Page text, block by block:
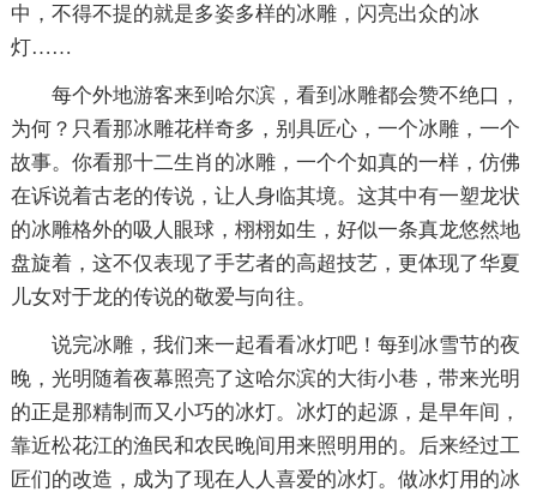
中，不得不提的就是多姿多样的冰雕，闪亮出众的冰
灯……
每个外地游客来到哈尔滨，看到冰雕都会赞不绝口，
为何？只看那冰雕花样奇多，别具匠心，一个冰雕，一个
故事。你看那十二生肖的冰雕，一个个如真的一样，仿佛
在诉说着古老的传说，让人身临其境。这其中有一塑龙状
的冰雕格外的吸人眼球，栩栩如生，好似一条真龙悠然地
盘旋着，这不仅表现了手艺者的高超技艺，更体现了华夏
儿女对于龙的传说的敬爱与向往。
说完冰雕，我们来一起看看冰灯吧！每到冰雪节的夜
晚，光明随着夜幕照亮了这哈尔滨的大街小巷，带来光明
的正是那精制而又小巧的冰灯。冰灯的起源，是早年间，
靠近松花江的渔民和农民晚间用来照明用的。后来经过工
匠们的改造，成为了现在人人喜爱的冰灯。做冰灯用的冰